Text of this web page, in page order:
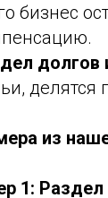
бизнес
долгов
из
1: Раздел